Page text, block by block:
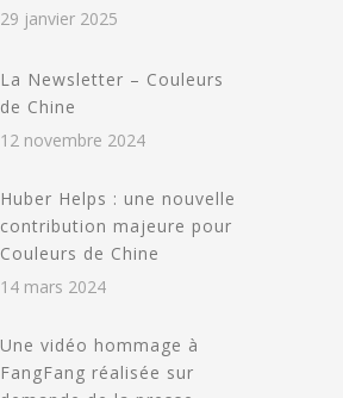
29 janvier 2025
La Newsletter – Couleurs
de Chine
12 novembre 2024
Huber Helps : une nouvelle
contribution majeure pour
Couleurs de Chine
14 mars 2024
Une vidéo hommage à
FangFang réalisée sur